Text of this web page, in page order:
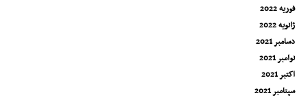
فوریه 2022
ژانویه 2022
دسامبر 2021
نوامبر 2021
اکتبر 2021
سپتامبر 2021